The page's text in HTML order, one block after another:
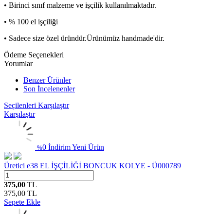
• Birinci sınıf malzeme ve işçilik kullanılmaktadır.
• % 100 el işçiliği
• Sadece size özel üründür.Ürünümüz handmade'dir.
Ödeme Seçenekleri
Yorumlar
Benzer Ürünler
Son İncelenenler
Seçilenleri Karşılaştır
Karşılaştır
%0 İndirimYeni Ürün
Üretici e38 EL İŞÇİLİĞİ BONCUK KOLYE - Ü000789
375,00 TL
375,00 TL
Sepete Ekle